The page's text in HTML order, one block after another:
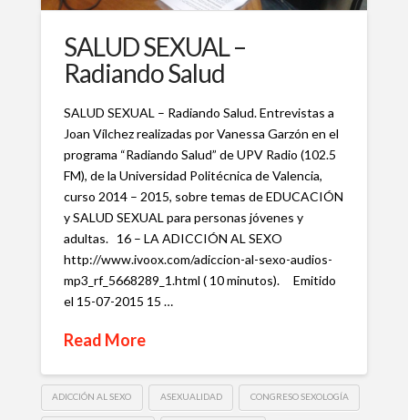
SALUD SEXUAL –
Radiando Salud
SALUD SEXUAL – Radiando Salud. Entrevistas a
Joan Vílchez realizadas por Vanessa Garzón en el
programa “Radiando Salud” de UPV Radio (102.5
FM), de la Universidad Politécnica de Valencia,
curso 2014 – 2015, sobre temas de EDUCACIÓN
y SALUD SEXUAL para personas jóvenes y
adultas. 16 – LA ADICCIÓN AL SEXO
http://www.ivoox.com/adiccion-al-sexo-audios-
mp3_rf_5668289_1.html ( 10 minutos). Emitido
el 15-07-2015 15 …
Read More
ADICCIÓN AL SEXO ASEXUALIDAD CONGRESO SEXOLOGÍA